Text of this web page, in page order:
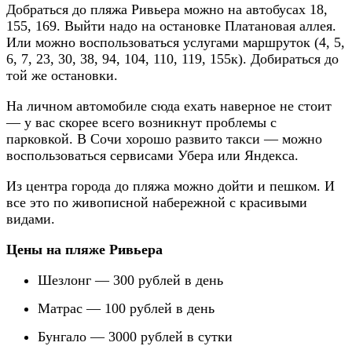
Добраться до пляжа Ривьера можно на автобусах 18,
155, 169. Выйти надо на остановке Платановая аллея.
Или можно воспользоваться услугами маршруток (4, 5,
6, 7, 23, 30, 38, 94, 104, 110, 119, 155к). Добираться до
той же остановки.
На личном автомобиле сюда ехать наверное не стоит
— у вас скорее всего возникнут проблемы с
парковкой. В Сочи хорошо развито такси — можно
воспользоваться сервисами Убера или Яндекса.
Из центра города до пляжа можно дойти и пешком. И
все это по живописной набережной с красивыми
видами.
Цены на пляже Ривьера
Шезлонг — 300 рублей в день
Матрас — 100 рублей в день
Бунгало — 3000 рублей в сутки